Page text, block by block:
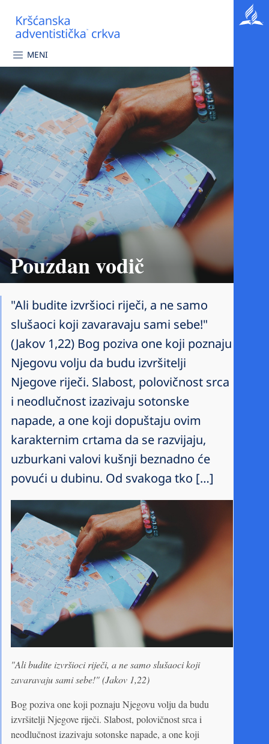
MENI
Pouzdan vodič
"Ali budite izvršioci riječi, a ne samo
slušaoci koji zavaravaju sami sebe!"
(Jakov 1,22) Bog poziva one koji poznaju
Njegovu volju da budu izvršitelji
Njegove riječi. Slabost, polovičnost srca
i neodlučnost izazivaju sotonske
napade, a one koji dopuštaju ovim
karakternim crtama da se razvijaju,
uzburkani valovi kušnji beznadno će
povući u dubinu. Od svakoga tko […]
"Ali budite izvršioci riječi, a ne samo slušaoci koji
zavaravaju sami sebe!" (Jakov 1,22)
Bog poziva one koji poznaju Njegovu volju da budu
izvršitelji Njegove riječi. Slabost, polovičnost srca i
neodlučnost izazivaju sotonske napade, a one koji